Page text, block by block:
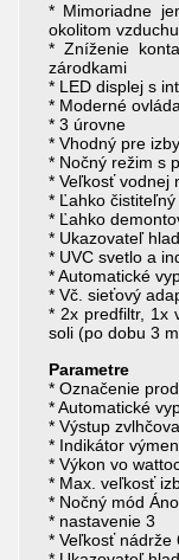
* Mimoriadne
okolitom vzduchu
* Zníženie
zárodkami
* LED displej s
* Moderné
* 3 úrovne
* Vhodný pre
* Nočný režim s
* Veľkosť vodnej
* Ľahko čistiteľný
* Ľahko
* Ukazovateľ
* UVC svetlo a
* Automatické
* Vč. sieťový
* 2x predfiltr, 1x
soli (po dobu 3
Parametre
* Označenie
* Automatické
* Výstup
* Indikátor
* Výkon vo
* Max. veľkosť
* Nočný mód Áno
* nastavenie 3
* Veľkosť nádrže